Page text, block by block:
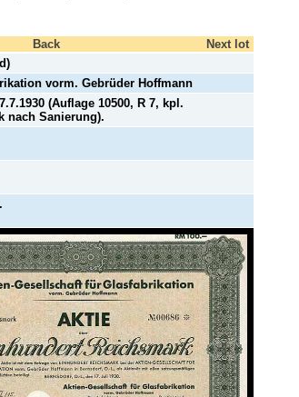
Back
Next lot
vorm. Gebrüder Hoffmann
(Auflage 10500, R 7, kpl.
nach Sanierung).